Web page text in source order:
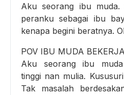
Aku seorang ibu muda.
peranku sebagai ibu
kenapa begini beratnya.
POV IBU MUDA
Aku seorang ibu
tinggi nan mulia.
Tak masalah